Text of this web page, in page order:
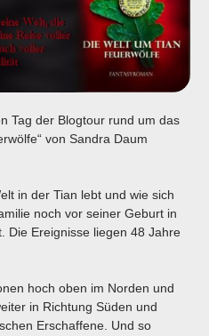
Tag der Blogtour rund um das
von Sandra Daum
in der Tian lebt und wie sich
noch vor seiner Geburt in
Die Ereignisse liegen 48 Jahre
hoch oben im Norden und
in Richtung Süden und
Erschaffene. Und so